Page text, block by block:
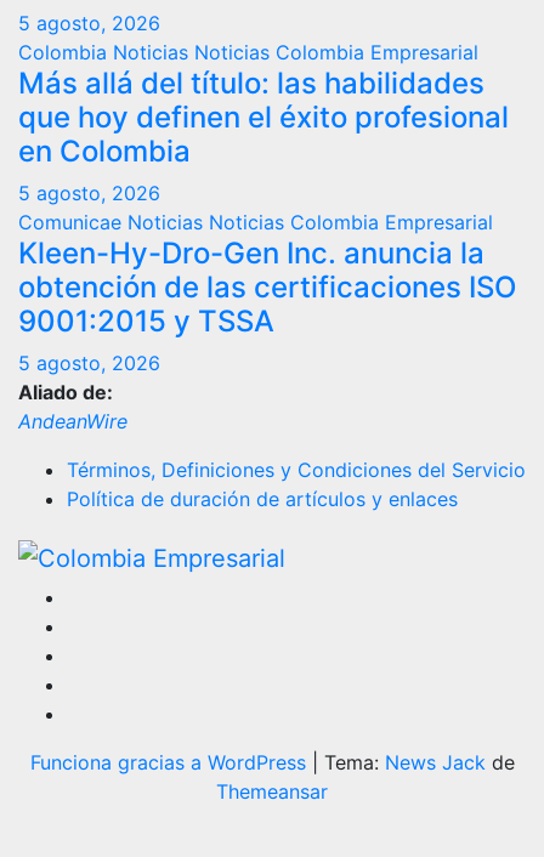
5 agosto, 2026
Colombia Noticias Noticias Colombia Empresarial
Más allá del título: las habilidades
que hoy definen el éxito profesional
en Colombia
5 agosto, 2026
Comunicae Noticias Noticias Colombia Empresarial
Kleen-Hy-Dro-Gen Inc. anuncia la
obtención de las certificaciones ISO
9001:2015 y TSSA
5 agosto, 2026
Aliado de:
AndeanWire
Términos, Definiciones y Condiciones del Servicio
Política de duración de artículos y enlaces
Funciona gracias a WordPress Tema: News Jackde
Themeansar